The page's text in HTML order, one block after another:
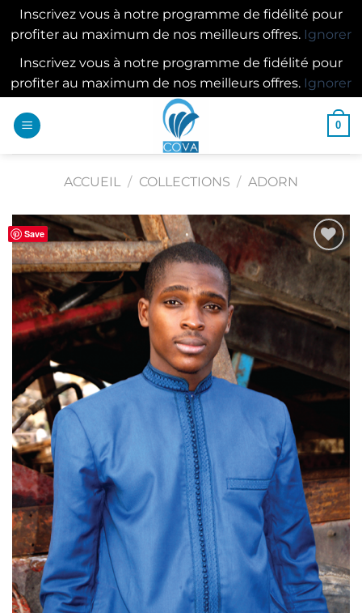
Inscrivez vous à notre programme de fidélité pour
profiter au maximum de nos meilleurs offres. Ignorer
Inscrivez vous à notre programme de fidélité pour
profiter au maximum de nos meilleurs offres. Ignorer
au
0
ACCUEIL / COLLECTIONS / ADORN
Save
Ajouter
à la
wishlist